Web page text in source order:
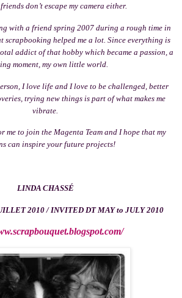
don’t escape my camera either.
with a friend spring 2007 during a rough time in
scrapbooking helped me a lot. Since everything is
addict of that hobby which became a passion, a
moment, my own little world.
I love life and I love to be challenged, better
trying new things is part of what makes me
vibrate.
me to join the Magenta Team and I hope that my
can inspire your future projects!
LINDA CHASSÉ
2010 / INVITED DT MAY to JULY 2010